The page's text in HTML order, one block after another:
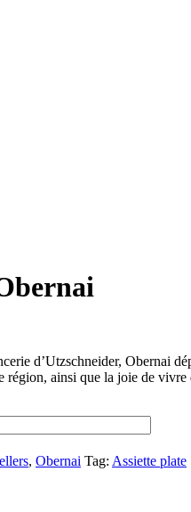
d’Utzschneider, Obernai
région, ainsi que la joie de
, Obernai Tag: Assiette plate